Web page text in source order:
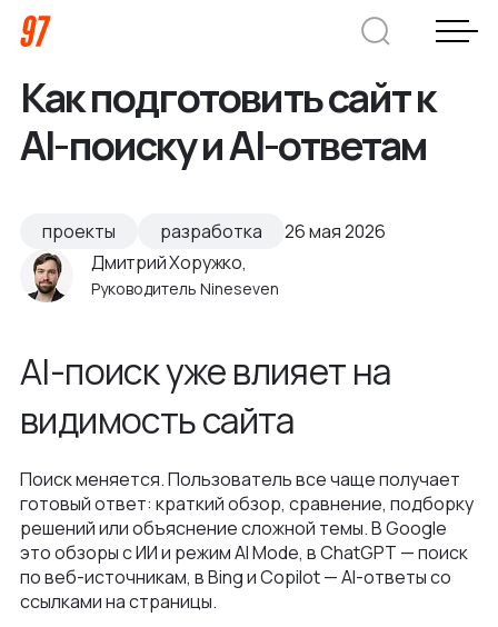
Дмитрий Хоружко
CEO Nineseven
Оставить заявку
Компания
О нас
Преимущества
Как мы ведем проекты
Новости
Политика конфиденциальности
Услуги
Заказная веб-разработка
Интеграции и омниканальность
Интеграция в вашу команду
UX\UI-дизайн и проектирование
Отрасли
Автодилеры
Финансы
Блог
Контакты
Как подготовить сайт к
AI-поиску и AI-ответам
проекты разработка
26 мая 2026
Дмитрий Хоружко,
Руководитель Nineseven
AI-поиск уже влияет на
видимость сайта
Поиск меняется. Пользователь все чаще получает
готовый ответ: краткий обзор, сравнение, подборку
решений или объяснение сложной темы. В Google
это обзоры с ИИ и режим AI Mode, в ChatGPT — поиск
по веб-источникам, в Bing и Copilot — AI-ответы со
ссылками на страницы.